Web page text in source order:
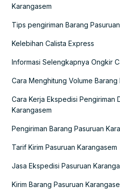
Karangasem
Tips pengiriman Barang
Kelebihan Calista Express
Informasi Selengkapnya Ongkir
Cara Menghitung Volume Barang
Cara Kerja Ekspedisi Pengiriman
Karangasem
Pengiriman Barang Pasuruan
Tarif Kirim Pasuruan Karangasem
Jasa Ekspedisi Pasuruan
Kirim Barang Pasuruan